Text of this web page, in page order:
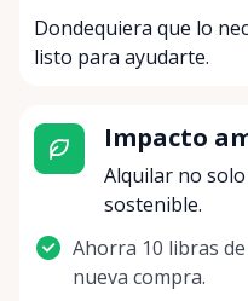
Dondequiera que lo
listo para ayudarte.
Impacto
Alquilar no
sostenible.
Ahorra 10 libras
nueva compra.